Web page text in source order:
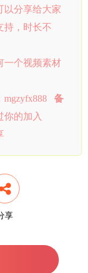
以分享给大家
持，时长不
一个视频素材
mgzyfx888 备
的加入
享